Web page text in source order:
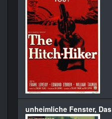
unheimliche Fenster, Das